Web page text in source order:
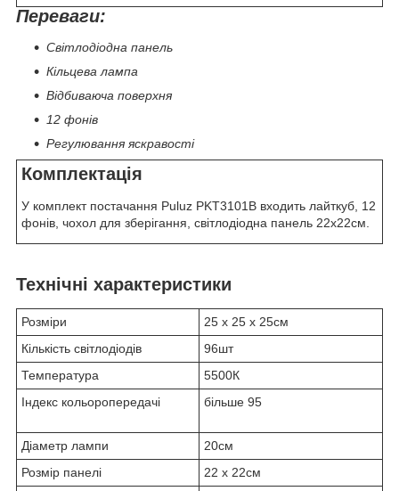
Переваги:
Світлодіодна панель
Кільцева лампа
Відбиваюча поверхня
12 фонів
Регулювання яскравості
Комплектація
У комплект постачання Puluz PKT3101B входить лайткуб, 12
фонів, чохол для зберігання, світлодіодна панель 22х22см.
Технічні характеристики
Розміри
25 х 25 х 25см
Кількість світлодіодів
96шт
Температура
5500К
Індекс кольоропередачі
більше 95
Діаметр лампи
20см
Розмір панелі
22 х 22см